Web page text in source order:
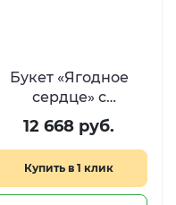
Букет «Ягодное
сердце» с
клубникой и
голубикой
12 668 руб.
Купить в 1 клик